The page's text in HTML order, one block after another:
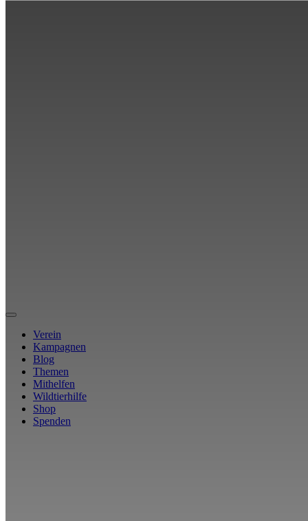
Verein
Kampagnen
Blog
Themen
Mithelfen
Wildtierhilfe
Shop
Spenden